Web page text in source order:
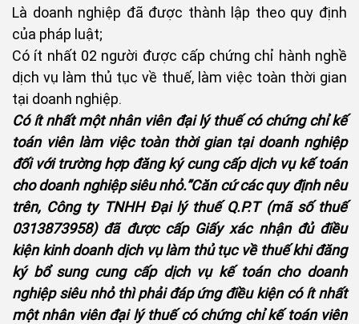
Là doanh nghiệp đã được thành lập theo quy định
của pháp luật;
Có ít nhất 02 người được cấp chứng chỉ hành nghề
dịch vụ làm thủ tục về thuế, làm việc toàn thời gian
tại doanh nghiệp.
Có ít nhất một nhân viên đại lý thuế có chứng chỉ kế
toán viên làm việc toàn thời gian tại doanh nghiệp
đối với trường hợp đăng ký cung cấp dịch vụ kế toán
cho doanh nghiệp siêu nhỏ.”Căn cứ các quy định nêu
trên, Công ty TNHH Đại lý thuế Q.P.T (mã số thuế
0313873958) đã được cấp Giấy xác nhận đủ điều
kiện kinh doanh dịch vụ làm thủ tục về thuế khi đăng
ký bổ sung cung cấp dịch vụ kế toán cho doanh
nghiệp siêu nhỏ thì phải đáp ứng điều kiện có ít nhất
một nhân viên đại lý thuế có chứng chỉ kế toán viên